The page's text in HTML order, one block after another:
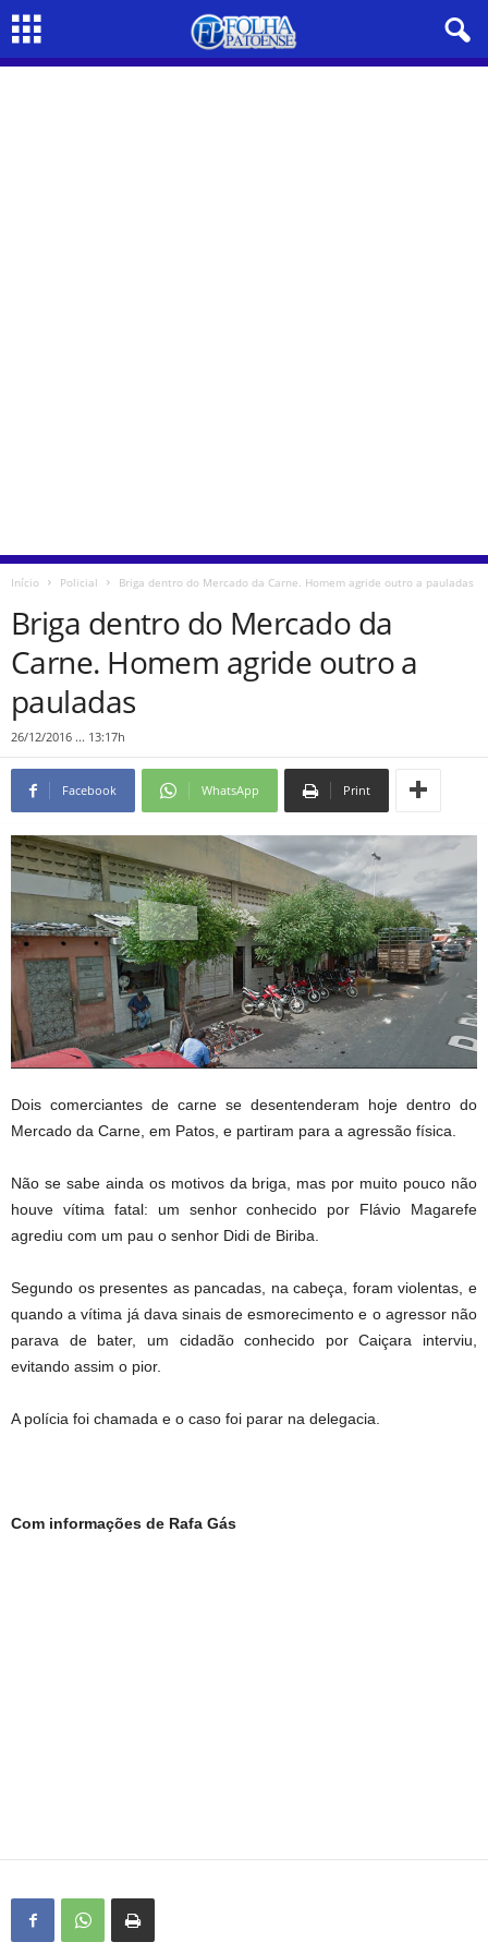
Início Policial Briga dentro do Mercado da Carne. Homem agride outro a pauladas
Briga dentro do Mercado da
Carne. Homem agride outro a
pauladas
26/12/2016 ... 13:17h
Facebook WhatsApp Print
Dois comerciantes de carne se desentenderam hoje dentro do
Mercado da Carne, em Patos, e partiram para a agressão física.
Não se sabe ainda os motivos da briga, mas por muito pouco não
houve vítima fatal: um senhor conhecido por Flávio Magarefe
agrediu com um pau o senhor Didi de Biriba.
Segundo os presentes as pancadas, na cabeça, foram violentas, e
quando a vítima já dava sinais de esmorecimento e o agressor não
parava de bater, um cidadão conhecido por Caiçara interviu,
evitando assim o pior.
A polícia foi chamada e o caso foi parar na delegacia.
Com informações de Rafa Gás